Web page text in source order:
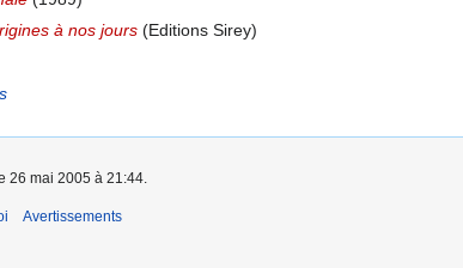
à nos jours (Editions Sirey)
26 mai 2005 à 21:44.
Avertissements